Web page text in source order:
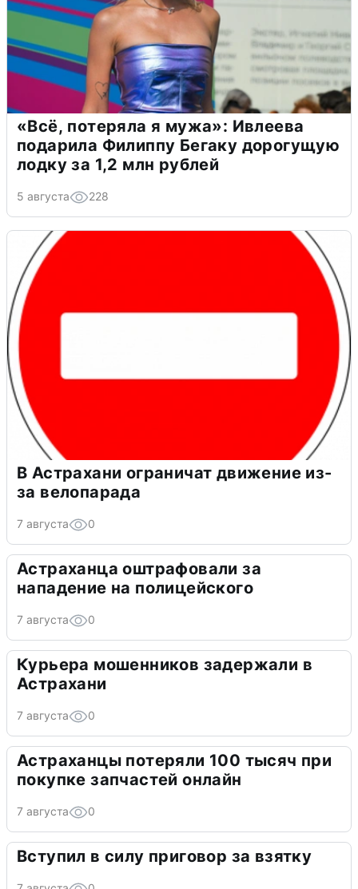
«Всё, потеряла я мужа»: Ивлеева
подарила Филиппу Бегаку дорогущую
лодку за 1,2 млн рублей
5 августа 228
В Астрахани ограничат движение из-
за велопарада
7 августа 0
Астраханца оштрафовали за
нападение на полицейского
7 августа 0
Курьера мошенников задержали в
Астрахани
7 августа 0
Астраханцы потеряли 100 тысяч при
покупке запчастей онлайн
7 августа 0
Вступил в силу приговор за взятку